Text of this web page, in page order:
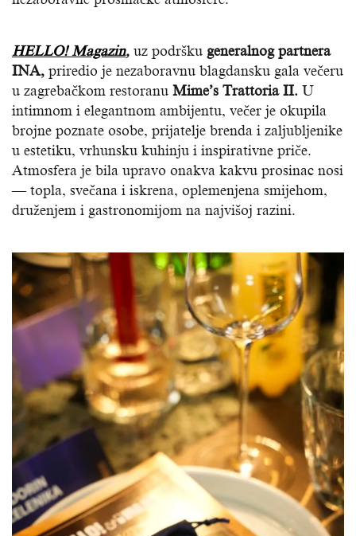
HELLO! Magazin, uz podršku generalnog partnera
INA, priredio je nezaboravnu blagdansku gala večeru
u zagrebačkom restoranu Mime’s Trattoria II. U
intimnom i elegantnom ambijentu, večer je okupila
brojne poznate osobe, prijatelje brenda i zaljubljenike
u estetiku, vrhunsku kuhinju i inspirativne priče.
Atmosfera je bila upravo onakva kakvu prosinac nosi
— topla, svečana i iskrena, oplemenjena smijehom,
druženjem i gastronomijom na najvišoj razini.